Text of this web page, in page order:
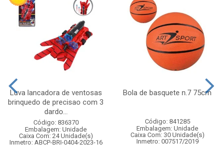
Luva lancadora de ventosas
brinquedo de precisao com 3
dardo...
Código: 836370
Embalagem: Unidade
Caixa Com: 24 Unidade(s)
Inmetro: ABCP-BRI-0404-2023-16
Bola de basquete n.7 75cm
Código: 841285
Embalagem: Unidade
Caixa Com: 30 Unidade(s)
Inmetro: 007517/2019